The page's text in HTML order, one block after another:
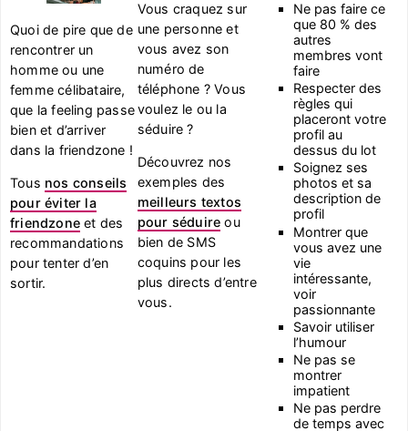
Quoi de pire que de
rencontrer un
homme ou une
femme célibataire,
que la feeling passe
bien et d’arriver
dans la friendzone !
Tous nos conseils
pour éviter la
friendzone et des
recommandations
pour tenter d’en
sortir.
Vous craquez sur
une personne et
vous avez son
numéro de
téléphone ? Vous
voulez le ou la
séduire ?
Découvrez nos
exemples des
meilleurs textos
pour séduire ou
bien de SMS
coquins pour les
plus directs d’entre
vous.
Ne pas faire ce
que 80 % des
autres
membres vont
faire
Respecter des
règles qui
placeront votre
profil au
dessus du lot
Soignez ses
photos et sa
description de
profil
Montrer que
vous avez une
vie
intéressante,
voir
passionnante
Savoir utiliser
l’humour
Ne pas se
montrer
impatient
Ne pas perdre
de temps avec